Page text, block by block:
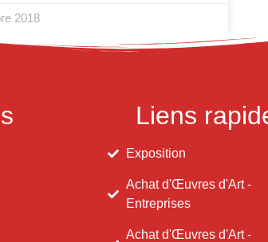
2018
Liens
Exposition
Achat d'Œuvres d'Art -
Entreprises
Achat d'Œuvres d'Art -